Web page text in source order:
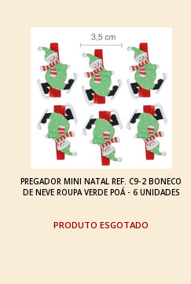
PREGADOR MINI NATAL REF. C9-2 BONECO
DE NEVE ROUPA VERDE POÁ - 6 UNIDADES
ESGOTADO